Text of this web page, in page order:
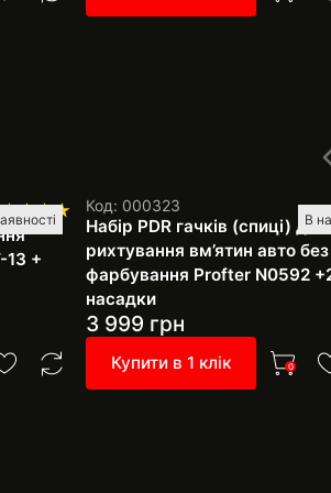
13 +
В
Код: 000323
Набір PDR гачків (спиці) для
рихтування вм’ятин авто без
фарбування Profter N0592
насадки
3 999 грн
Купити в 1 клік 0